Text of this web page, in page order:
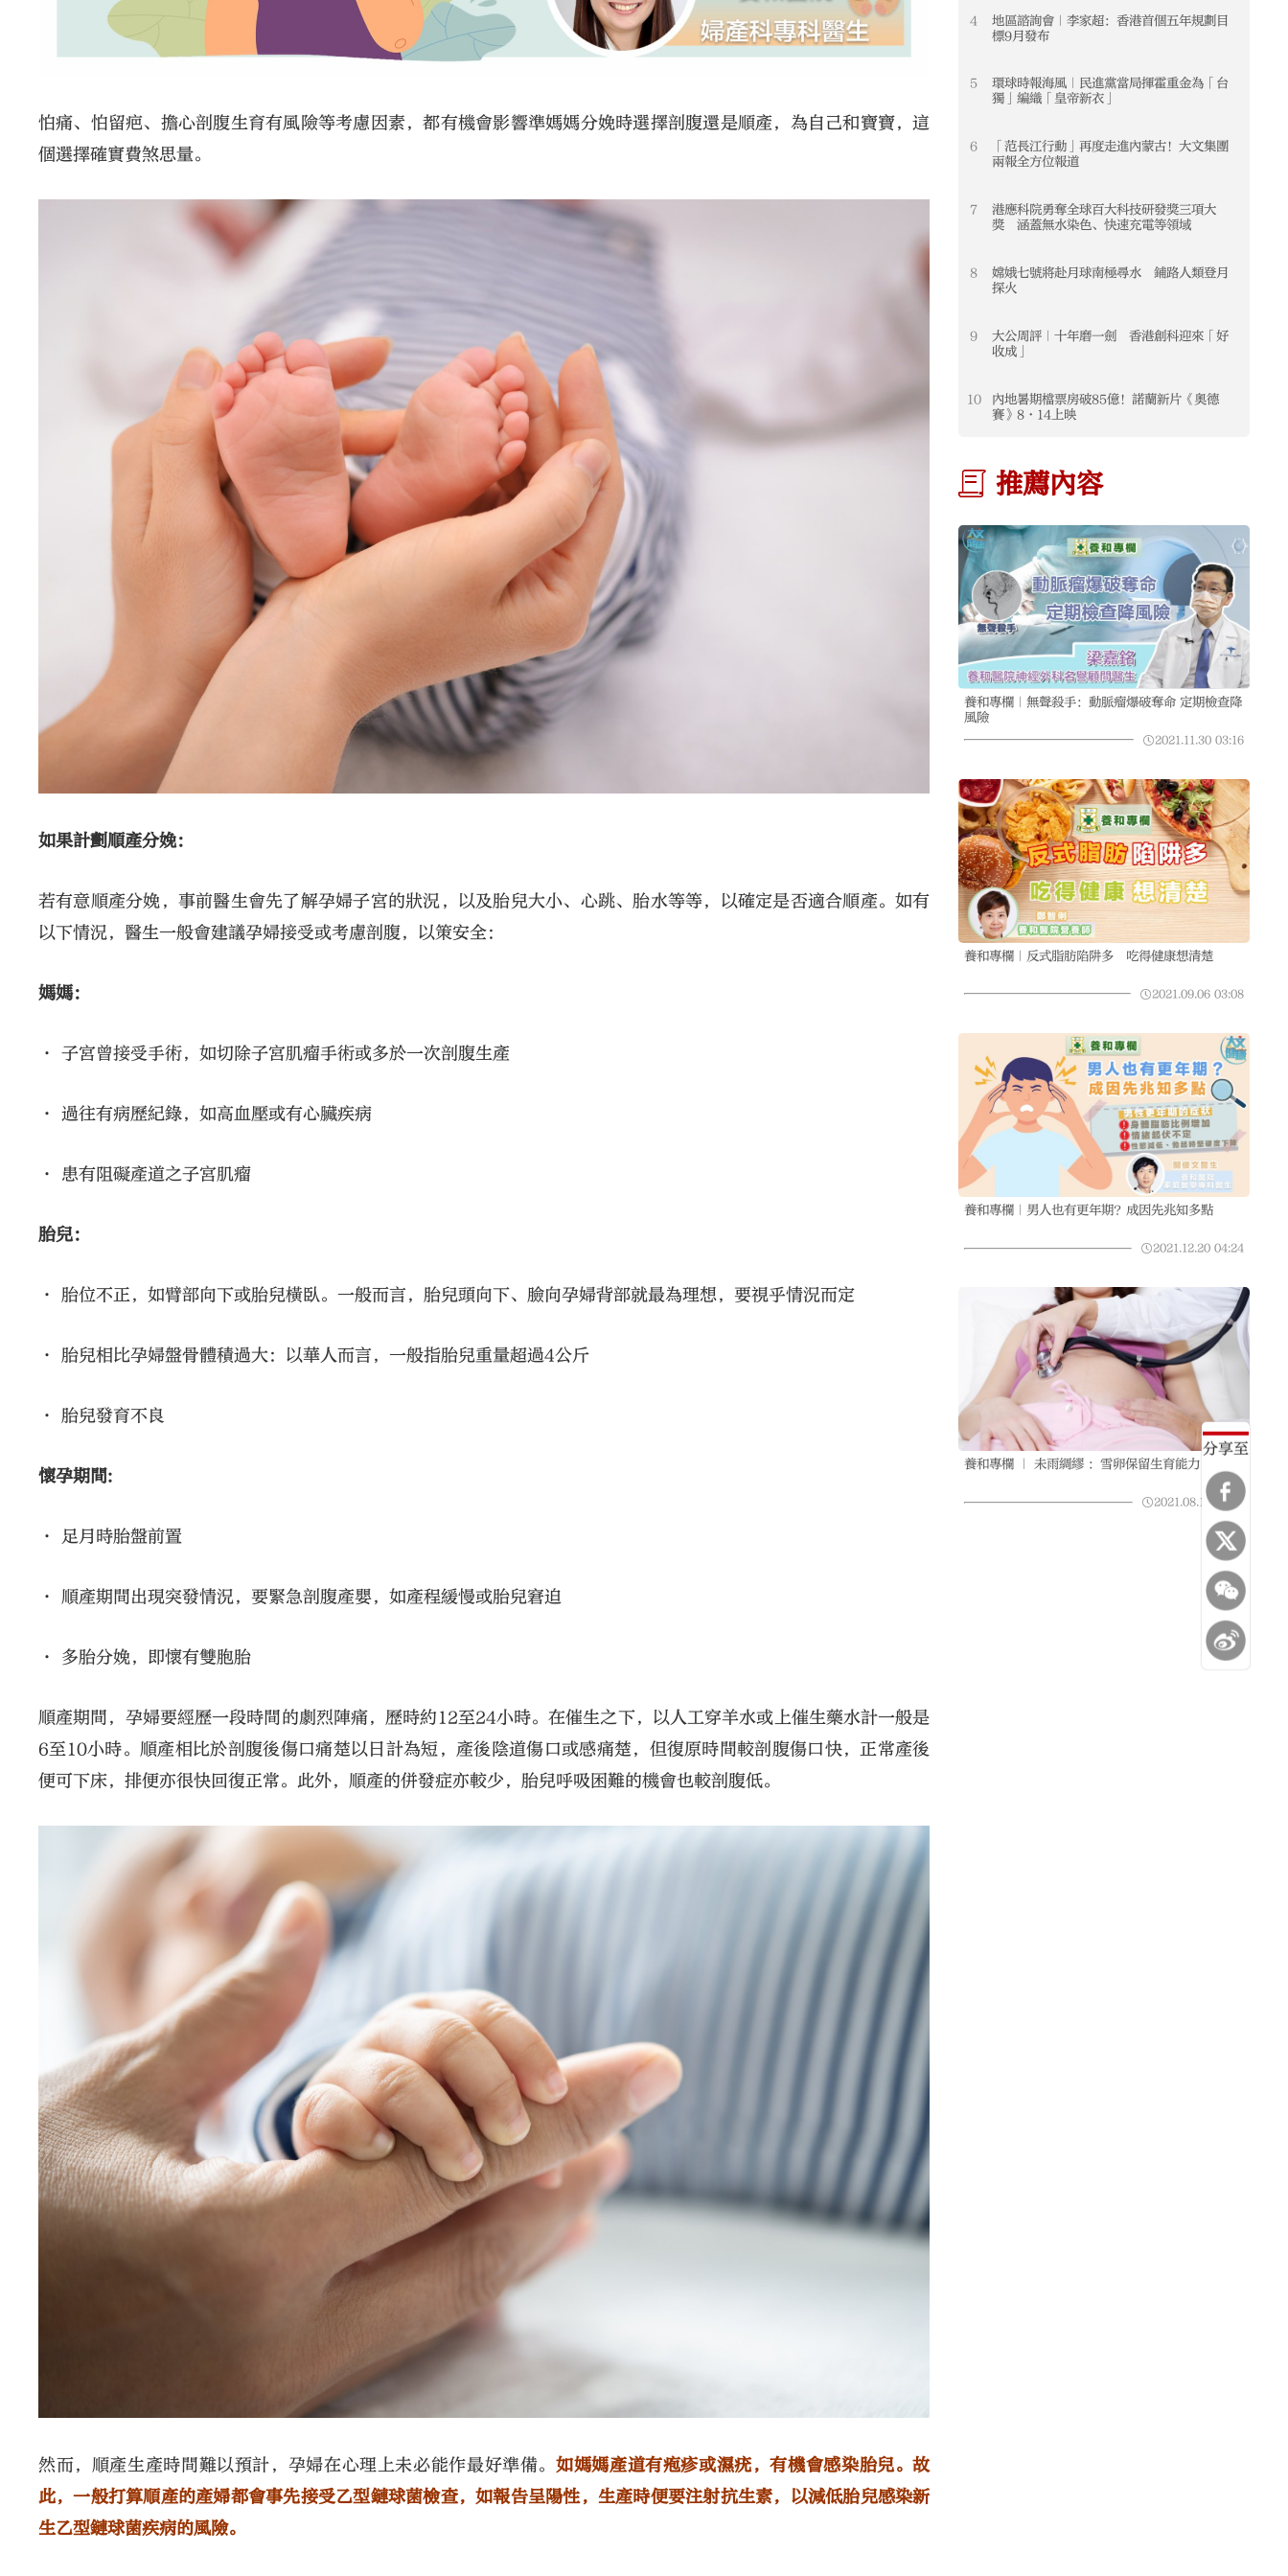
分享至
怕痛、怕留疤、擔心剖腹生育有風險等考慮因素，都有機會影響準媽媽分娩時選擇剖腹還是順產，為自己和寶寶，這
個選擇確實費煞思量。
如果計劃順產分娩：
若有意順產分娩，事前醫生會先了解孕婦子宮的狀況，以及胎兒大小、心跳、胎水等等，以確定是否適合順產。如有
以下情況，醫生一般會建議孕婦接受或考慮剖腹，以策安全：
媽媽：
• 子宮曾接受手術，如切除子宮肌瘤手術或多於一次剖腹生產
• 過往有病歷紀錄，如高血壓或有心臟疾病
• 患有阻礙產道之子宮肌瘤
胎兒：
• 胎位不正，如臂部向下或胎兒橫臥。一般而言，胎兒頭向下、臉向孕婦背部就最為理想，要視乎情況而定
• 胎兒相比孕婦盤骨體積過大：以華人而言，一般指胎兒重量超過4公斤
• 胎兒發育不良
懷孕期間:
• 足月時胎盤前置
• 順產期間出現突發情況，要緊急剖腹產嬰，如產程緩慢或胎兒窘迫
• 多胎分娩，即懷有雙胞胎
順產期間，孕婦要經歷一段時間的劇烈陣痛，歷時約12至24小時。在催生之下，以人工穿羊水或上催生藥水計一般是
6至10小時。順產相比於剖腹後傷口痛楚以日計為短，產後陰道傷口或感痛楚，但復原時間較剖腹傷口快，正常產後
便可下床，排便亦很快回復正常。此外，順產的併發症亦較少，胎兒呼吸困難的機會也較剖腹低。
然而，順產生產時間難以預計，孕婦在心理上未必能作最好準備。如媽媽產道有疱疹或濕疣，有機會感染胎兒。故
此，一般打算順產的產婦都會事先接受乙型鏈球菌檢查，如報告呈陽性，生產時便要注射抗生素，以減低胎兒感染新
生乙型鏈球菌疾病的風險。
4
地區諮詢會｜李家超：香港首個五年規劃目
標9月發布
5
環球時報海風｜民進黨當局揮霍重金為「台
獨」編織「皇帝新衣」
6
「范長江行動」再度走進內蒙古！大文集團
兩報全方位報道
7
港應科院勇奪全球百大科技研發獎三項大
獎 涵蓋無水染色、快速充電等領域
8
嫦娥七號將赴月球南極尋水 鋪路人類登月
探火
9
大公周評｜十年磨一劍 香港創科迎來「好
收成」
10
內地暑期檔票房破85億！諾蘭新片《奧德
賽》8·14上映
推薦內容
養和專欄｜無聲殺手：動脈瘤爆破奪命 定期檢查降
風險
2021.11.30 03:16
養和專欄｜反式脂肪陷阱多 吃得健康想清楚
2021.09.06 03:08
養和專欄｜男人也有更年期？成因先兆知多點
2021.12.20 04:24
養和專欄 ｜ 未雨綢繆 ：雪卵保留生育能力
2021.08.11 06:08